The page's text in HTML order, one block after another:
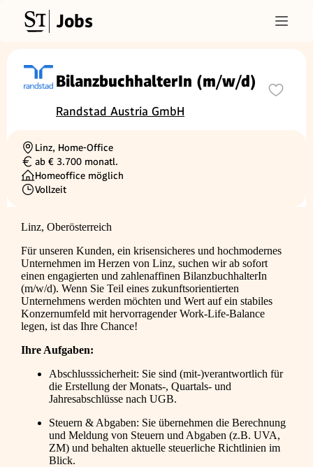
Jobs
BilanzbuchhalterIn (m/w/d)
Randstad Austria GmbH
Ortschaft
Linz, Home-Office
Gehalt
ab € 3.700 monatl.
Homeoffice möglich
Beschäftigungsart
Vollzeit
Linz, Oberösterreich
Für unseren Kunden, ein krisensicheres und hochmodernes
Unternehmen im Herzen von Linz, suchen wir ab sofort
einen engagierten und zahlenaffinen BilanzbuchhalterIn
(m/w/d). Wenn Sie Teil eines zukunftsorientierten
Unternehmens werden möchten und Wert auf ein stabiles
Konzernumfeld mit hervorragender Work-Life-Balance
legen, ist das Ihre Chance!
Ihre Aufgaben:
Abschlusssicherheit: Sie sind (mit-)verantwortlich für
die Erstellung der Monats-, Quartals- und
Jahresabschlüsse nach UGB.
Steuern & Abgaben: Sie übernehmen die Berechnung
und Meldung von Steuern und Abgaben (z.B. UVA,
ZM) und behalten aktuelle steuerliche Richtlinien im
Blick.